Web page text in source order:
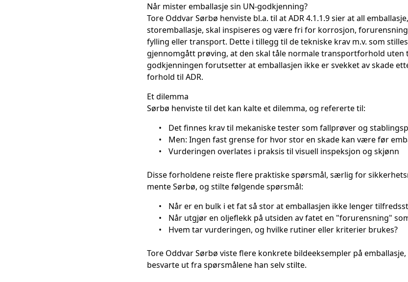
Når mister emballasje sin UN-godkjenning?
Tore Oddvar Sørbø henviste bl.a. til at ADR 4.1.1.9 sier at all
storemballasje, skal inspiseres og være fri for korrosjon,
fylling eller transport. Dette i tillegg til de tekniske krav m.v. som
gjennomgått prøving, at den skal tåle normale transportforhold uten
godkjenningen forutsetter at emballasjen ikke er svekket av skade
forhold til ADR.
Et dilemma
Sørbø henviste til det kan kalte et dilemma, og refererte til:
•
Det finnes krav til mekaniske tester som fallprøver og
•
Men: Ingen fast grense for hvor stor en skade kan være før
•
Vurderingen overlates i praksis til visuell inspeksjon og skjønn
Disse forholdene reiste flere praktiske spørsmål, særlig for
mente Sørbø, og stilte følgende spørsmål:
•
Når er en bulk i et fat så stor at emballasjen ikke lenger
•
Når utgjør en oljeflekk på utsiden av fatet en "forurensning"
•
Hvem tar vurderingen, og hvilke rutiner eller kriterier brukes?
Tore Oddvar Sørbø viste flere konkrete bildeeksempler på
besvarte ut fra spørsmålene han selv stilte.